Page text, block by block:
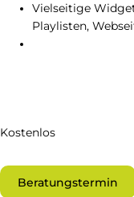
Vielseitige
Playlisten,
Kostenlos
Beratungstermin